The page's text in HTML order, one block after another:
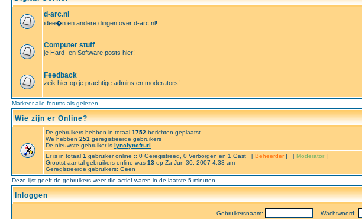
d-arc.nl
idee�n en andere dingen over d-arc.nl!
Computer stuff
je Hard- en Software posts hier!
Feedback
zeik hier op je prachtige admins en moderators!
Markeer alle forums als gelezen
Wie zijn er Online?
De gebruikers hebben in totaal 1752 berichten geplaatst
We hebben 251 geregistreerde gebruikers
De nieuwste gebruiker is lynclyncfrurl
Er is in totaal 1 gebruiker online :: 0 Geregistreed, 0 Verborgen en 1 Gast [ Beheerder ] [ Moderator ]
Grootst aantal gebruikers online was 13 op Za Jun 30, 2007 4:33 am
Geregistreerde gebruikers: Geen
Deze lijst geeft de gebruikers weer die actief waren in de laatste 5 minuten
Inloggen
Gebruikersnaam: Wachtwoord: